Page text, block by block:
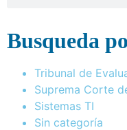
Busqueda
Tribunal de
Suprema Corte
Sistemas TI
Sin categoría